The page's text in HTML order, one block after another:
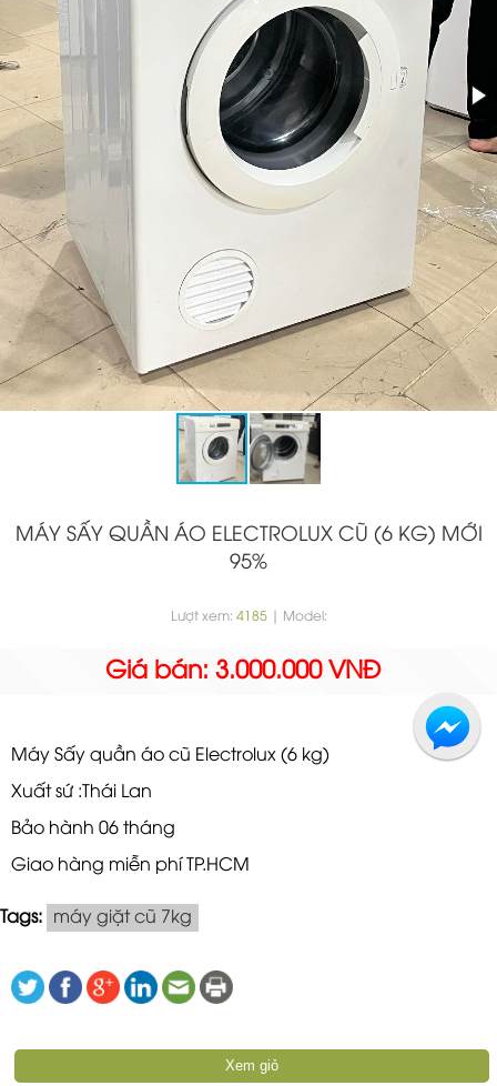
MÁY SẤY QUẦN ÁO ELECTROLUX CŨ (6 KG) MỚI
95%
Lượt xem: 4185| Model:
Giá bán: 3.000.000 VNĐ
Máy Sấy quần áo cũ Electrolux (6 kg)
Xuất sứ :Thái Lan
Bảo hành 06 tháng
Giao hàng miễn phí TP.HCM
Tags: máy giặt cũ 7kg
Xem giỏ